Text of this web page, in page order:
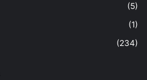
(5)
(1)
(234)